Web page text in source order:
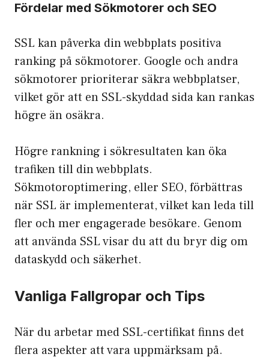
Fördelar med Sökmotorer och SEO
SSL kan påverka din webbplats positiva
ranking på sökmotorer. Google och andra
sökmotorer prioriterar säkra webbplatser,
vilket gör att en SSL-skyddad sida kan rankas
högre än osäkra.
Högre rankning i sökresultaten kan öka
trafiken till din webbplats.
Sökmotoroptimering, eller SEO, förbättras
när SSL är implementerat, vilket kan leda till
fler och mer engagerade besökare. Genom
att använda SSL visar du att du bryr dig om
dataskydd och säkerhet.
Vanliga Fallgropar och Tips
När du arbetar med SSL-certifikat finns det
flera aspekter att vara uppmärksam på.